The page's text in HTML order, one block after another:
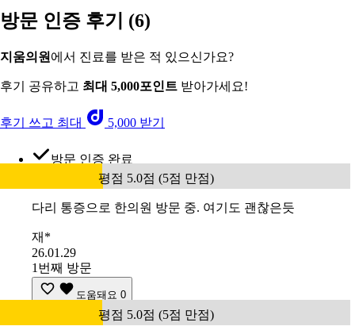
방문 인증 후기 (6)
지움의원 에서 진료를 받은 적 있으신가요?
후기 공유하고 최대 5,000포인트 받아가세요!
후기 쓰고 최대 5,000 받기
방문 인증 완료
평점 5.0점 (5점 만점)
다리 통증으로 한의원 방문 중. 여기도 괜찮은듯
재*
26.01.29
1번째 방문
도움돼요 0
평점 5.0점 (5점 만점)